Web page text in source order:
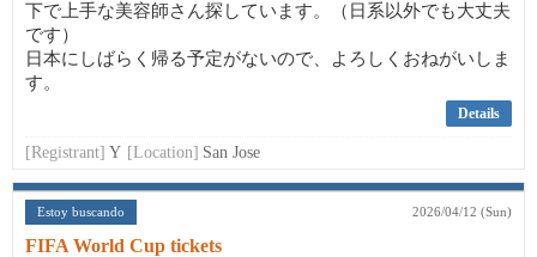
下で上手な美容師さん探しています。（日系以外でも大丈夫
です）
日本にしばらく帰る予定がないので、よろしくおねがいしま
す。
Details
[Registrant] Y [Location] San Jose
Estoy buscando 2026/04/12 (Sun)
FIFA World Cup tickets